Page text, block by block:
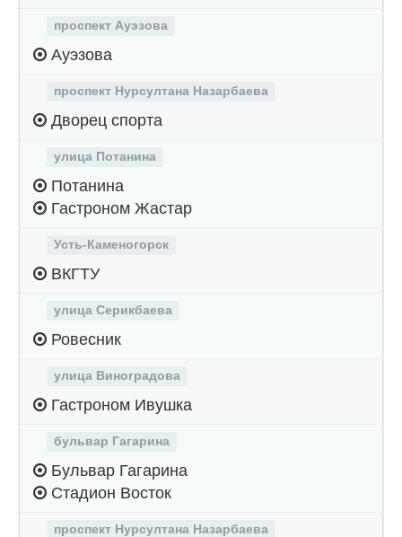
проспект Ауэзова
Ауэзова
проспект Нурсултана Назарбаева
Дворец спорта
улица Потанина
Потанина
Гастроном Жастар
Усть-Каменогорск
ВКГТУ
улица Серикбаева
Ровесник
улица Виноградова
Гастроном Ивушка
бульвар Гагарина
Бульвар Гагарина
Стадион Восток
проспект Нурсултана Назарбаева